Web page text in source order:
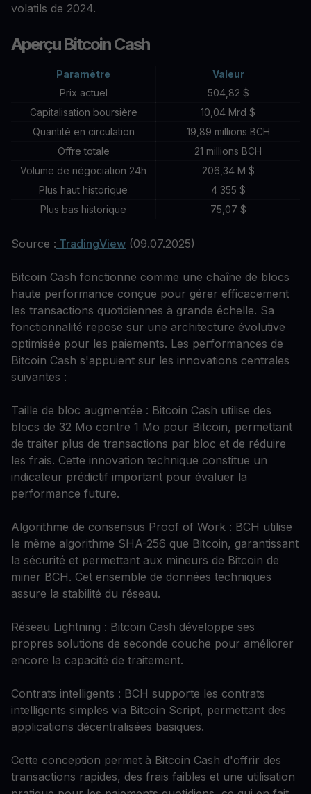
volatils de 2024.
Aperçu Bitcoin Cash
Paramètre
Valeur
Prix actuel
504,82 $
Capitalisation boursière
10,04 Mrd $
Quantité en circulation
19,89 millions BCH
Offre totale
21 millions BCH
Volume de négociation 24h
206,34 M $
Plus haut historique
4 355 $
Plus bas historique
75,07 $
Source : TradingView (09.07.2025)
Bitcoin Cash fonctionne comme une chaîne de blocs
haute performance conçue pour gérer efficacement
les transactions quotidiennes à grande échelle. Sa
fonctionnalité repose sur une architecture évolutive
optimisée pour les paiements. Les performances de
Bitcoin Cash s'appuient sur les innovations centrales
suivantes :
Taille de bloc augmentée : Bitcoin Cash utilise des
blocs de 32 Mo contre 1 Mo pour Bitcoin, permettant
de traiter plus de transactions par bloc et de réduire
les frais. Cette innovation technique constitue un
indicateur prédictif important pour évaluer la
performance future.
Algorithme de consensus Proof of Work : BCH utilise
le même algorithme SHA-256 que Bitcoin, garantissant
la sécurité et permettant aux mineurs de Bitcoin de
miner BCH. Cet ensemble de données techniques
assure la stabilité du réseau.
Réseau Lightning : Bitcoin Cash développe ses
propres solutions de seconde couche pour améliorer
encore la capacité de traitement.
Contrats intelligents : BCH supporte les contrats
intelligents simples via Bitcoin Script, permettant des
applications décentralisées basiques.
Cette conception permet à Bitcoin Cash d'offrir des
transactions rapides, des frais faibles et une utilisation